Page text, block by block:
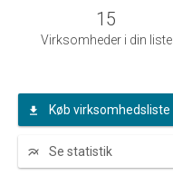
15
Virksomheder i din liste
Køb virksomhedsliste
Se statistik